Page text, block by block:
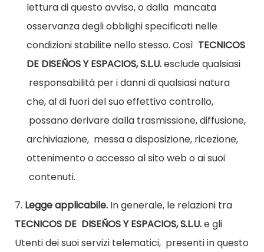
lettura di questo avviso, o dalla mancata
osservanza degli obblighi specificati nelle
condizioni stabilite nello stesso. Così TECNICOS
DE DISEÑOS Y ESPACIOS, S.L.U.esclude qualsiasi
responsabilità per i danni di qualsiasi natura
che, al di fuori del suo effettivo controllo,
possano derivare dalla trasmissione, diffusione,
archiviazione, messa a disposizione, ricezione,
ottenimento o accesso al sito web o ai suoi
contenuti.
7. Legge applicabile. In generale, le relazioni tra
TECNICOS DE DISEÑOS Y ESPACIOS, S.L.U.e gli
Utenti dei suoi servizi telematici, presenti in questo